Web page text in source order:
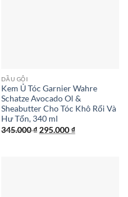
DẦU GỘI
Kem Ủ Tóc Garnier Wahre
Schatze Avocado Ol &
Sheabutter Cho Tóc Khô Rối Và
Hư Tổn, 340 ml
345.000₫ Giá
gốc
295.000₫Giá
hiện